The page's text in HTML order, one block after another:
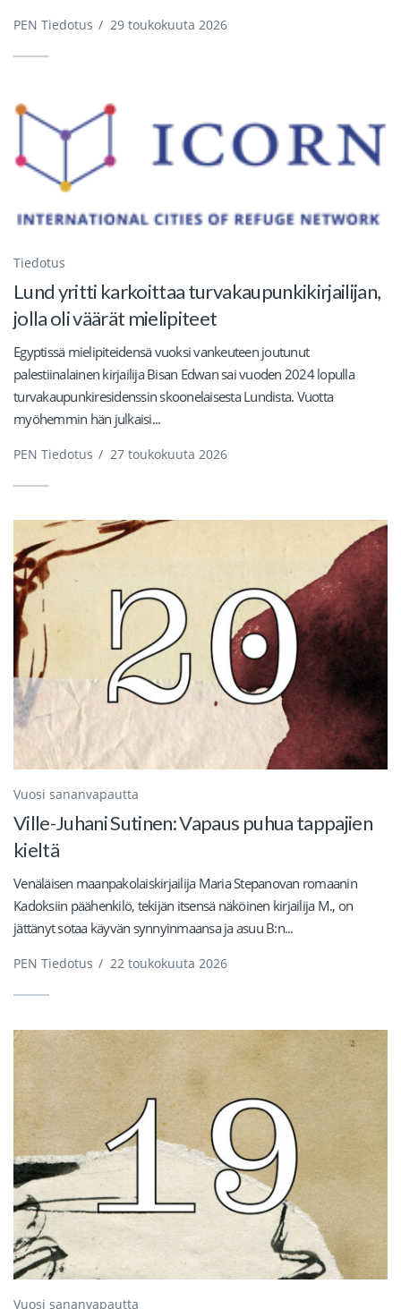
PEN Tiedotus / 29 toukokuuta 2026
Tiedotus
Lund yritti karkoittaa turvakaupunkikirjailijan,
jolla oli väärät mielipiteet
Egyptissä mielipiteidensä vuoksi vankeuteen joutunut
palestiinalainen kirjailija Bisan Edwan sai vuoden 2024 lopulla
turvakaupunkiresidenssin skoonelaisesta Lundista. Vuotta
myöhemmin hän julkaisi...
PEN Tiedotus / 27 toukokuuta 2026
Vuosi sananvapautta
Ville-Juhani Sutinen: Vapaus puhua tappajien
kieltä
Venäläisen maanpakolaiskirjailija Maria Stepanovan romaanin
Kadoksiin päähenkilö, tekijän itsensä näköinen kirjailija M., on
jättänyt sotaa käyvän synnyinmaansa ja asuu B:n...
PEN Tiedotus / 22 toukokuuta 2026
Vuosi sananvapautta